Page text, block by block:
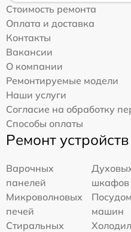
Стоимость ремонта
Оплата и доставка
Контакты
Вакансии
О компании
Ремонтируемые модели
Наши услуги
Согласие на обработку
Способы оплаты
Ремонт устройств
Варочных
панелей
шкафов
Микроволновых
печей
машин
Стиральных